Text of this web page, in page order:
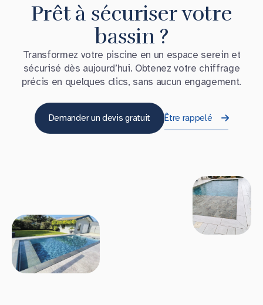
Prêt à sécuriser votre
bassin ?
Transformez votre piscine en un espace serein et
sécurisé dès aujourd’hui. Obtenez votre chiffrage
précis en quelques clics, sans aucun engagement.
Demander un devis gratuit Être rappelé